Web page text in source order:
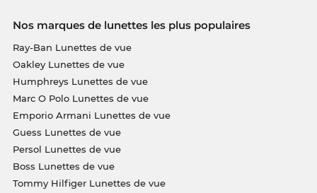
Nos marques de lunettes les plus populaires
Ray-Ban Lunettes de vue
Oakley Lunettes de vue
Humphreys Lunettes de vue
Marc O Polo Lunettes de vue
Emporio Armani Lunettes de vue
Guess Lunettes de vue
Persol Lunettes de vue
Boss Lunettes de vue
Tommy Hilfiger Lunettes de vue